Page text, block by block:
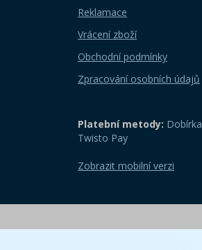
Reklamace
Vrácení zboží
Obchodní podmínky
Zpracování osobních údajů
Platební metody: Dobírka
Twisto Pay
Zobrazit mobilní verzi